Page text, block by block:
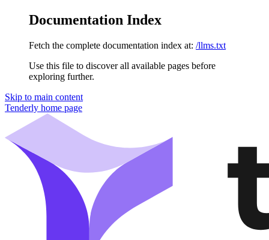
Documentation Index
Fetch the complete documentation index at: /llms.txt
Use this file to discover all available pages before
exploring further.
Skip to main content
Tenderly home page